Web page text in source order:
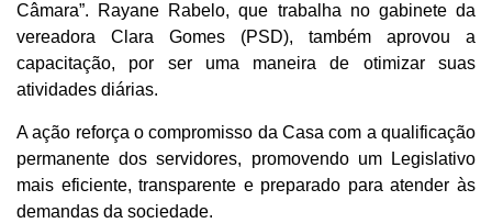
Câmara”. Rayane Rabelo, que trabalha no gabinete da
vereadora Clara Gomes (PSD), também aprovou a
capacitação, por ser uma maneira de otimizar suas
atividades diárias.
A ação reforça o compromisso da Casa com a qualificação
permanente dos servidores, promovendo um Legislativo
mais eficiente, transparente e preparado para atender às
demandas da sociedade.